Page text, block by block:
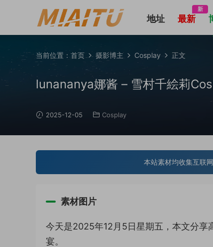
地址 最新
新
当前位置： 首页 摄影博主 Cosplay 正文
lunananya娜酱 – 雪村千絵莉
2025-12-05 Cosplay
本站素材均收集互联
素材图片
今天是2025年12月5日星期五，本文分享
宴。